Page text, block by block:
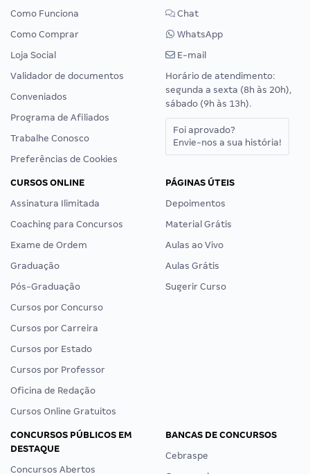
Como Funciona
Como Comprar
Loja Social
Validador de documentos
Conveniados
Programa de Afiliados
Trabalhe Conosco
Preferências de Cookies
Chat
WhatsApp
E-mail
Horário de atendimento:
segunda a sexta (8h às 20h),
sábado (9h às 13h).
Foi aprovado?
Envie-nos a sua história!
CURSOS ONLINE
Assinatura Ilimitada
Coaching para Concursos
Exame de Ordem
Graduação
Pós-Graduação
Cursos por Concurso
Cursos por Carreira
Cursos por Estado
Cursos por Professor
Oficina de Redação
Cursos Online Gratuitos
PÁGINAS ÚTEIS
Depoimentos
Material Grátis
Aulas ao Vivo
Aulas Grátis
Sugerir Curso
CONCURSOS PÚBLICOS EM
DESTAQUE
Concursos Abertos
BANCAS DE CONCURSOS
Cebraspe